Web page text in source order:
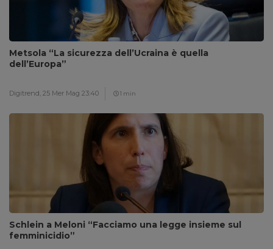
Metsola “La sicurezza dell’Ucraina è quella
dell’Europa”
Digitrend, 25 Mer Mag 23:40 1 min
Schlein a Meloni “Facciamo una legge insieme sul
femminicidio”